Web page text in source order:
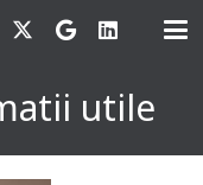
utile